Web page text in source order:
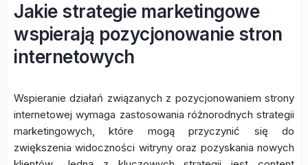
Jakie strategie marketingowe
wspierają pozycjonowanie stron
internetowych
Wspieranie działań związanych z pozycjonowaniem strony
internetowej wymaga zastosowania różnorodnych strategii
marketingowych, które mogą przyczynić się do
zwiększenia widoczności witryny oraz pozyskania nowych